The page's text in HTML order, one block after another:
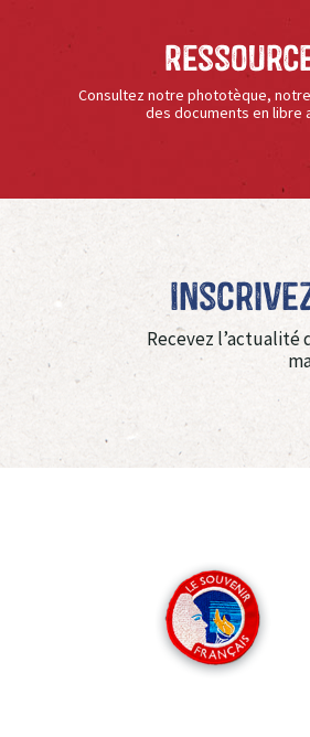
Consultez notre phototèque,
des documents en libre
Recevez l’actualité